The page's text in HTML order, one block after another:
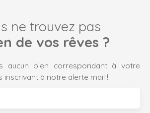
ne trouvez pas
de vos rêves ?
aucun bien correspondant à votre
inscrivant à notre alerte mail !